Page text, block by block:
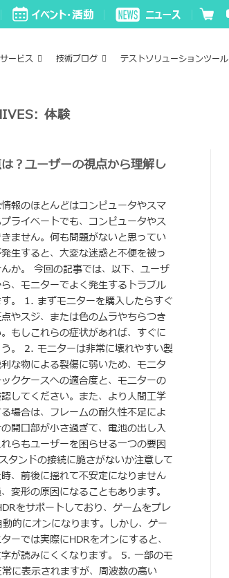
ービス 技術ブログ テストソリューションツール
体験
？ユーザーの視点から理解し
報のほとんどはコンピュータやスマ
ライベートでも、コンピュータやス
ません。何も問題がないと思ってい
生すると、大変な迷惑と不便を被っ
か。 今回の記事では、以下、ユーザ
、モニターでよく発生するトラブル
。 1. まずモニターを購入したらすぐ
やスジ、または色のムラやちらつき
もしこれらの症状があれば、すぐに
。 2. モニターは非常に壊れやすい製
な物による裂傷に弱いため、モニタ
クケースへの適合度と、モニターの
してください。また、より人間工学
場合は、フレームの耐久性不足によ
開口部が小さ過ぎて、電池の出し入
らもユーザーを困らせる一つの要因
タンドの接続に脆さがないか注意して
、前後に揺れて不安定になりません
変形の原因になることもあります。
をサポートしており、ゲームをプレ
的にオンになります。しかし、ゲー
ーでは実際にHDRをオンにすると、
が読みにくくなります。 5. 一部のモ
に表示されますが、周波数の高い